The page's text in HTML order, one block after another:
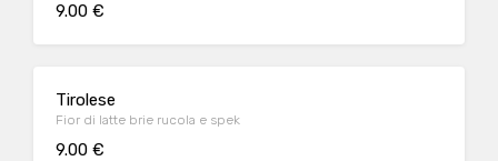
9.00 €
Tirolese
Fior di latte brie rucola e spek
9.00 €